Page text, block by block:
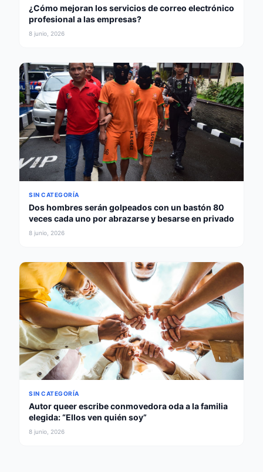
¿Cómo mejoran los servicios de correo electrónico
profesional a las empresas?
8 junio, 2026
SIN CATEGORÍA
Dos hombres serán golpeados con un bastón 80
veces cada uno por abrazarse y besarse en privado
8 junio, 2026
SIN CATEGORÍA
Autor queer escribe conmovedora oda a la familia
elegida: “Ellos ven quién soy”
8 junio, 2026